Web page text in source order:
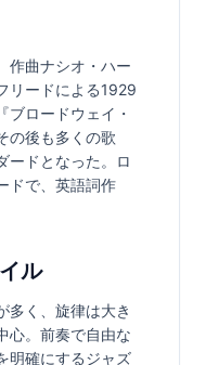
作曲ナシオ・ハー
リードによる1929
ブロードウェイ・
の後も多くの歌
ードとなった。ロ
ドで、英語詞作
ル
多く、旋律は大き
心。前奏で自由な
明確にするジャズ